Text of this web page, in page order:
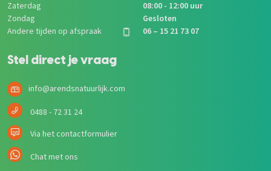
Zaterdag
08:00 - 12:00 uur
Zondag
Gesloten
Andere tijden op afspraak
06 – 15 21 73 07
Stel direct je vraag
info@arendsnatuurlijk.com
0488 - 72 31 24
Via het contactformulier
Chat met ons